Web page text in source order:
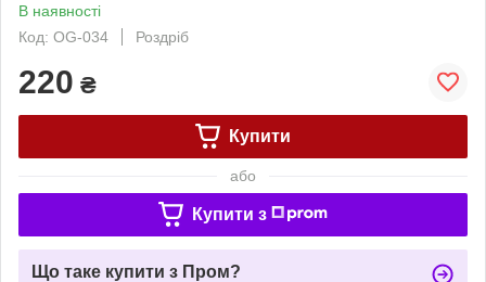
В наявності
Код: OG-034
Роздріб
220 ₴
Купити
або
Купити з
Що таке купити з Пром?